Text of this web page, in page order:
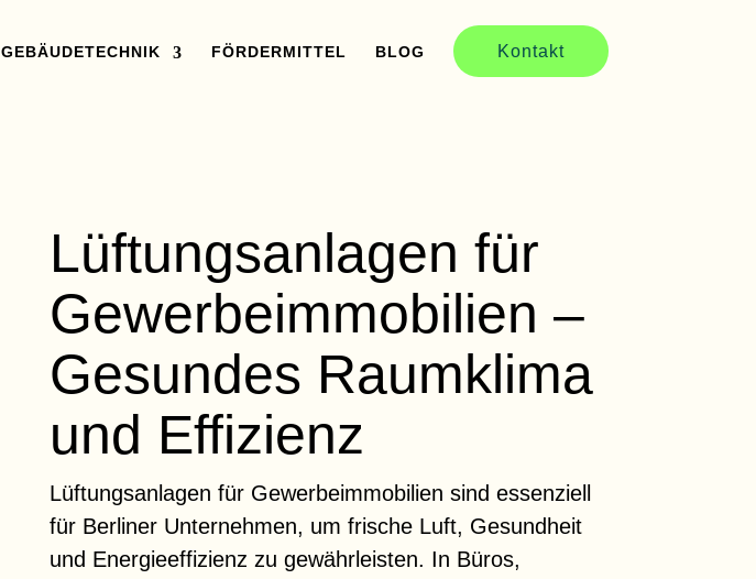
GEBÄUDETECHNIK FÖRDERMITTEL BLOG Kontakt
Lüftungsanlagen für
Gewerbeimmobilien –
Gesundes Raumklima
und Effizienz
Lüftungsanlagen für Gewerbeimmobilien sind essenziell
für Berliner Unternehmen, um frische Luft, Gesundheit
und Energieeffizienz zu gewährleisten. In Büros,